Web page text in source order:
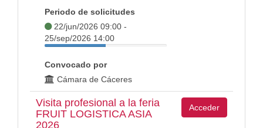
Periodo de solicitudes
22/jun/2026 09:00 -
25/sep/2026 14:00
Convocado por
Cámara de Cáceres
Visita profesional a la feria
FRUIT LOGISTICA ASIA
2026
Acceder